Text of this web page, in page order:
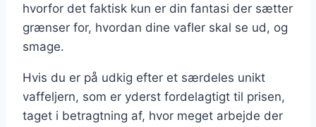
hvorfor det faktisk kun er din fantasi der sætter
grænser for, hvordan dine vafler skal se ud, og
smage.
Hvis du er på udkig efter et særdeles unikt
vaffeljern, som er yderst fordelagtigt til prisen,
taget i betragtning af, hvor meget arbejde der